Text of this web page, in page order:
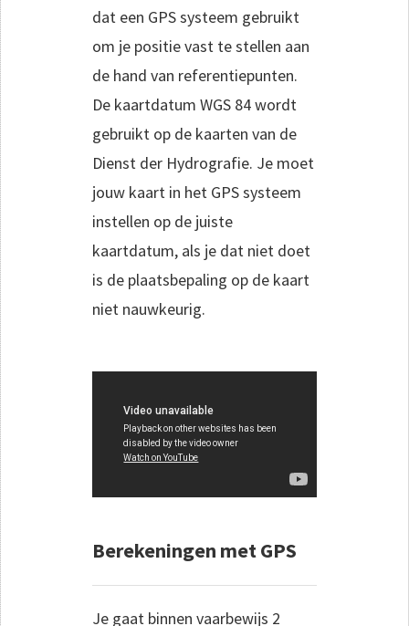
dat een GPS systeem gebruikt
om je positie vast te stellen aan
de hand van referentiepunten.
De kaartdatum WGS 84 wordt
gebruikt op de kaarten van de
Dienst der Hydrografie. Je moet
jouw kaart in het GPS systeem
instellen op de juiste
kaartdatum, als je dat niet doet
is de plaatsbepaling op de kaart
niet nauwkeurig.
Berekeningen met GPS
Je gaat binnen vaarbewijs 2